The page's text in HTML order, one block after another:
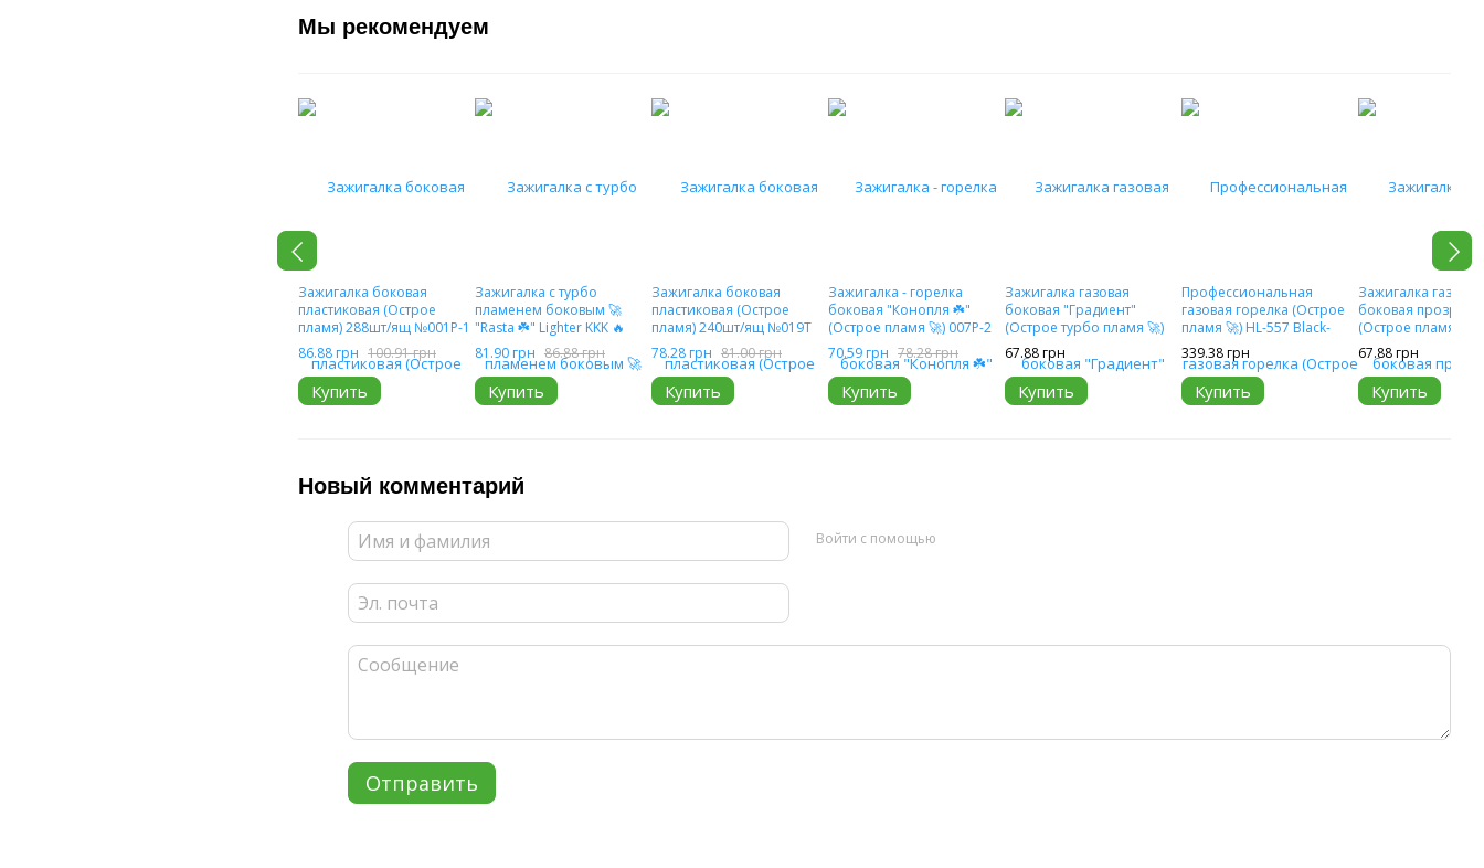
Мы рекомендуем
Зажигалка боковая
пластиковая (Острое
пламя) 288шт/ящ №001P-1
86.88 грн 100.91 грн
Купить
Зажигалка с турбо
пламенем боковым 🚀
"Rasta ☘️" Lighter KKK 🔥
990-2
81.90 грн 86.88 грн
Купить
Зажигалка боковая
пластиковая (Острое
пламя) 240шт/ящ №019T
78.28 грн 81.00 грн
Купить
Зажигалка - горелка
боковая "Конопля ☘️"
(Острое пламя 🚀) 007P-2
70.59 грн 78.28 грн
Купить
Зажигалка газовая
боковая "Градиент"
(Острое турбо пламя 🚀)
701 UV
67.88 грн
Купить
Профессиональная
газовая горелка (Острое
пламя 🚀) HL-557 Black-
gold
339.38 грн
Купить
Зажигалка газовая
боковая
(Острое пламя🚀)
67.88 грн
Купить
Новый комментарий
Войти с помощью
Отправить